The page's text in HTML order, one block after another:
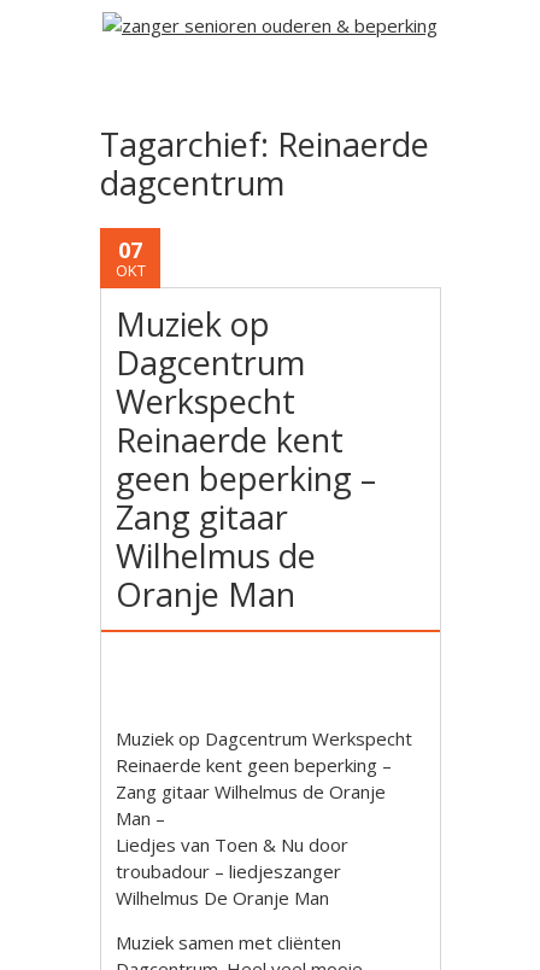
Tagarchief: Reinaerde
dagcentrum
07
OKT
Muziek op
Dagcentrum
Werkspecht
Reinaerde kent
geen beperking –
Zang gitaar
Wilhelmus de
Oranje Man
Muziek op Dagcentrum Werkspecht
Reinaerde kent geen beperking –
Zang gitaar Wilhelmus de Oranje
Man –
Liedjes van Toen & Nu door
troubadour – liedjeszanger
Wilhelmus De Oranje Man
Muziek samen met cliënten